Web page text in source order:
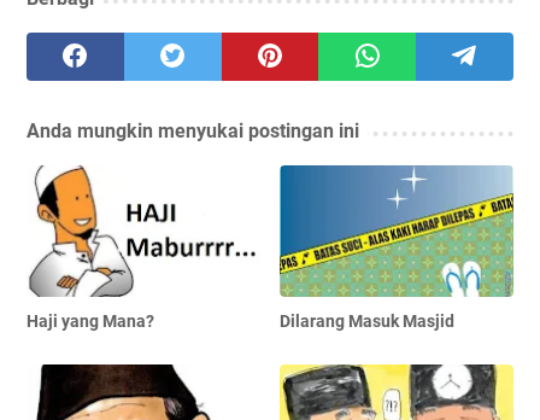
Anda mungkin menyukai postingan ini
Haji yang Mana? Dilarang Masuk Masjid